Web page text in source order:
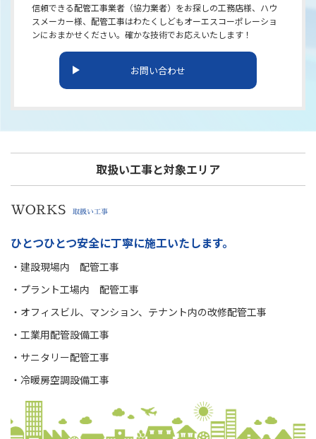
信頼できる配管工事業者（協力業者）をお探しの工務店様、ハウ
スメーカー様、配管工事はわたくしどもオーエスコーポレーショ
ンにおまかせください。確かな技術でお応えいたします！
お問い合わせ
取扱い工事と対象エリア
WORKS 取扱い工事
ひとつひとつ安全に丁寧に施工いたします。
・建設現場内 配管工事
・プラント工場内 配管工事
・オフィスビル、マンション、テナント内の改修配管工事
・工業用配管設備工事
・サニタリー配管工事
・冷暖房空調設備工事